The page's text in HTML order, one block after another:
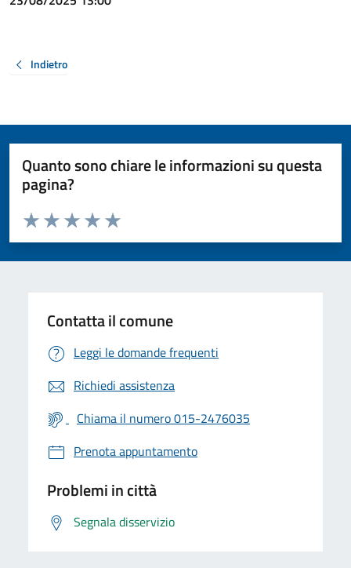
Indietro
Quanto sono chiare le informazioni su questa
pagina?
Valuta da 1 a 5 stelle la pagina
Valuta 5 stelle su 5
Valuta 4 stelle su 5
Valuta 3 stelle su 5
Valuta 2 stelle su 5
Valuta 1 stelle su 5
Contatta il comune
Leggi le domande frequenti
Richiedi assistenza
Chiama il numero 015-2476035
Prenota appuntamento
Problemi in città
Segnala disservizio